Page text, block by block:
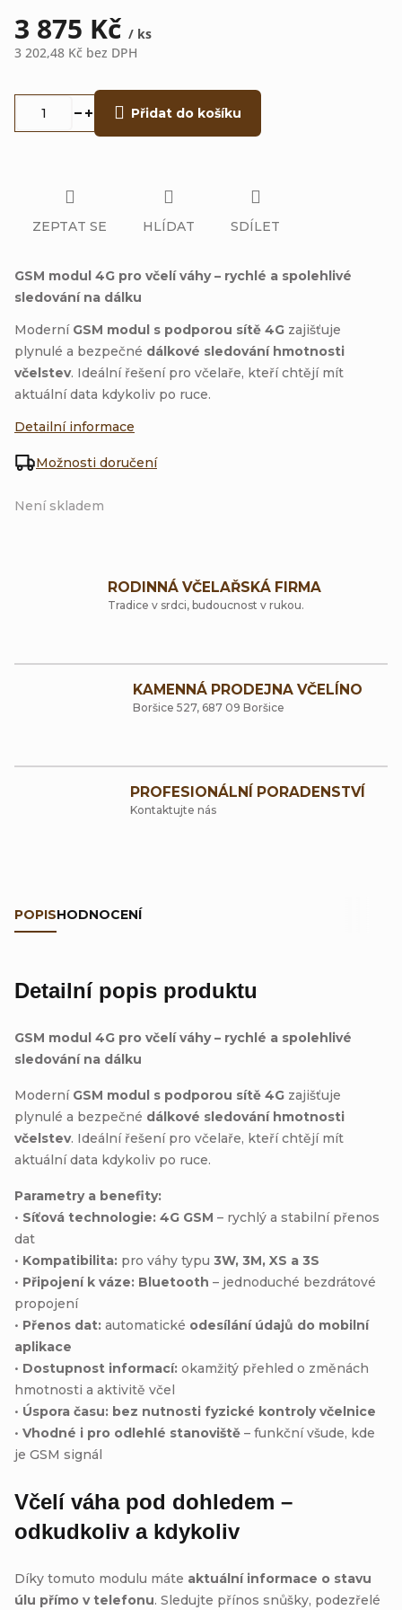
3 875 Kč / ks
3 202,48 Kč bez DPH
Není skladem
Možnosti doručení
Přidat do košíku
GSM modul 4G pro včelí váhy – rychlé a spolehlivé
sledování na dálku
Moderní GSM modul s podporou sítě 4G zajišťuje
plynulé a bezpečné dálkové sledování hmotnosti
včelstev. Ideální řešení pro včelaře, kteří chtějí mít
aktuální data kdykoliv po ruce.
Detailní informace
ZEPTAT SE HLÍDAT SDÍLET
RODINNÁ VČELAŘSKÁ FIRMA
Tradice v srdci, budoucnost v rukou.
KAMENNÁ PRODEJNA VČELÍNO
Boršice 527, 687 09 Boršice
PROFESIONÁLNÍ PORADENSTVÍ
Kontaktujte nás
POPISHODNOCENÍ
Detailní popis produktu
GSM modul 4G pro včelí váhy – rychlé a spolehlivé
sledování na dálku
Moderní GSM modul s podporou sítě 4G zajišťuje
plynulé a bezpečné dálkové sledování hmotnosti
včelstev. Ideální řešení pro včelaře, kteří chtějí mít
aktuální data kdykoliv po ruce.
Parametry a benefity:
• Síťová technologie: 4G GSM – rychlý a stabilní přenos
dat
• Kompatibilita: pro váhy typu 3W, 3M, XS a 3S
• Připojení k váze: Bluetooth – jednoduché bezdrátové
propojení
• Přenos dat: automatické odesílání údajů do mobilní
aplikace
• Dostupnost informací: okamžitý přehled o změnách
hmotnosti a aktivitě včel
• Úspora času: bez nutnosti fyzické kontroly včelnice
• Vhodné i pro odlehlé stanoviště – funkční všude, kde
je GSM signál
Včelí váha pod dohledem –
odkudkoliv a kdykoliv
Díky tomuto modulu máte aktuální informace o stavu
úlu přímo v telefonu. Sledujte přínos snůšky, podezřelé